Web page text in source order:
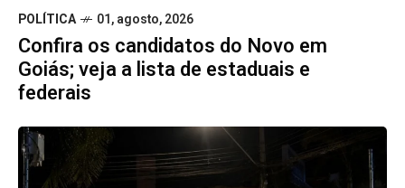
POLÍTICA 01, agosto, 2026
Confira os candidatos do Novo em
Goiás; veja a lista de estaduais e
federais